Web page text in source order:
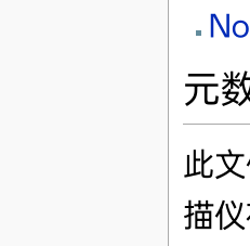
元
此
描